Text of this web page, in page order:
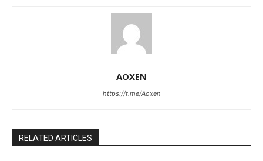
AOXEN
https://t.me/Aoxen
RELATED ARTICLES